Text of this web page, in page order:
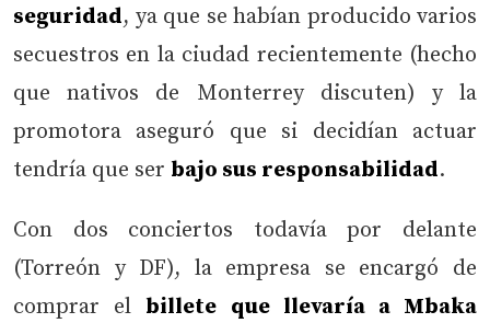
seguridad, ya que se habían producido varios
secuestros en la ciudad recientemente (hecho
que nativos de Monterrey discuten) y la
promotora aseguró que si decidían actuar
tendría que ser bajo sus responsabilidad.
Con dos conciertos todavía por delante
(Torreón y DF), la empresa se encargó de
comprar elbillete que llevaría a Mbaka